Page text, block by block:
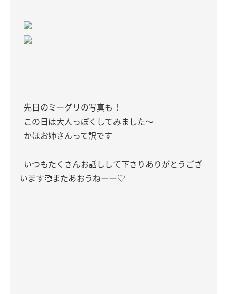
先日のミーグリの写真も！
この日は大人っぽくしてみました〜
かほお姉さんって訳です
いつもたくさんお話しして下さりありがとうござ
います🥰またあおうねーー♡